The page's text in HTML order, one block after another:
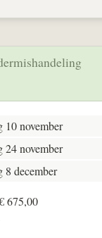
10 november
24 november
8 december
675,00